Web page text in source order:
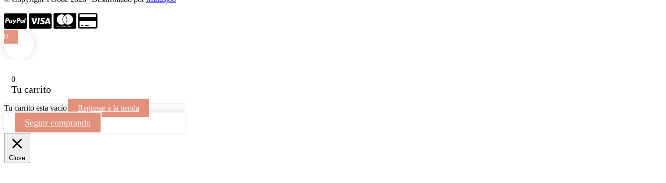
0
0
Tu carrito
Tu carrito esta vacío Regresar a la tienda
Seguir comprando
Close